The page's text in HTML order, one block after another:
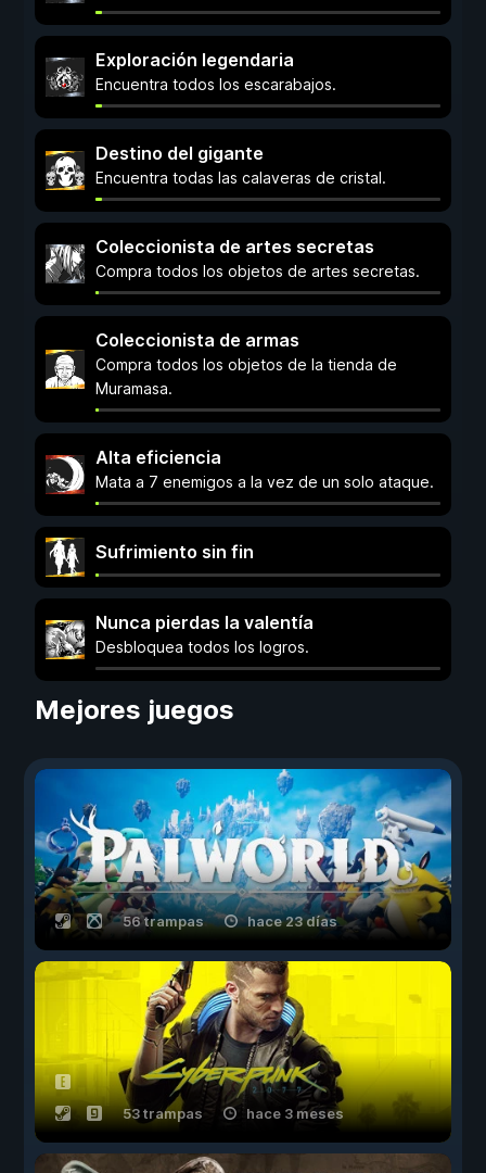
Exploración legendaria
Encuentra todos los escarabajos.
Destino del gigante
Encuentra todas las calaveras de cristal.
Coleccionista de artes secretas
Compra todos los objetos de artes secretas.
Coleccionista de armas
Compra todos los objetos de la tienda de
Muramasa.
Alta eficiencia
Mata a 7 enemigos a la vez de un solo ataque.
Sufrimiento sin fin
Nunca pierdas la valentía
Desbloquea todos los logros.
Mejores juegos
56 trampas hace 23 días
53 trampas hace 3 meses